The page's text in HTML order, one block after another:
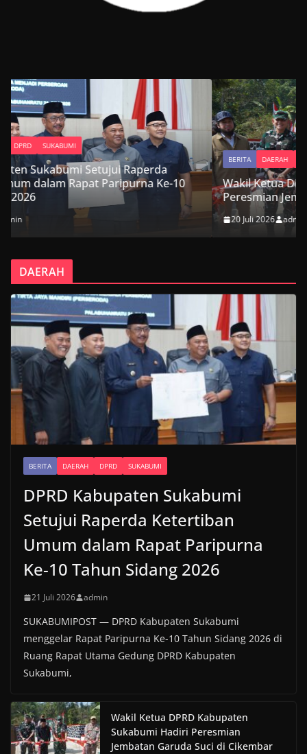
10
BERITA DAERAH DPRD SUKABUMI
Wakil Ketua DPRD Kabupaten Sukabumi
Peresmian Jembatan Garuda Suci di
DAERAH
BERITA DAERAH DPRD SUKABUMI
DPRD Kabupaten Sukabumi
Setujui Raperda Ketertiban
Umum dalam Rapat Paripurna
Ke-10 Tahun Sidang 2026
21 Juli 2026 admin
SUKABUMIPOST — DPRD Kabupaten Sukabumi
menggelar Rapat Paripurna Ke-10 Tahun Sidang 2026 di
Ruang Rapat Utama Gedung DPRD Kabupaten
Sukabumi,
Wakil Ketua DPRD Kabupaten
Sukabumi Hadiri Peresmian
Jembatan Garuda Suci di Cikembar